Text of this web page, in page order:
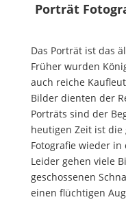
Porträt
Das Porträt ist das
Früher wurden
auch reiche
Bilder dienten der
Porträts sind der
heutigen Zeit ist
Fotografie wieder in
Leider gehen viele
geschossenen
einen flüchtigen